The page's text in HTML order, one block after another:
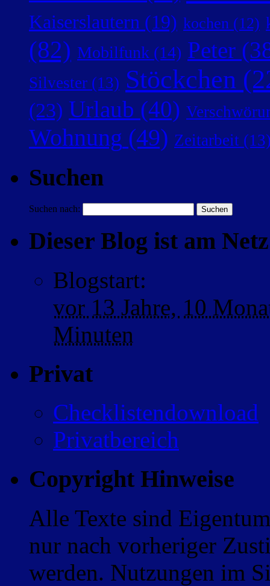
Kaiserslautern (19) kochen (12)
(82) Mobilfunk (14) Peter
Silvester (13) Stöckchen
(23) Urlaub (40)
Wohnung (49) Zeitarbeit
Suchen
Suchen nach:
Dieser Blog ist am
Blogstart:
vor 13 Jahre, 10
Minuten
Privat
Checklistendownload
Privatbereich
Copyright Hinweise
Alle Texte sind
nur nach vorheriger
werden. Nutzungen im